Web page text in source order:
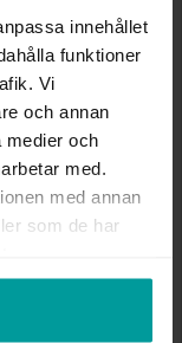
innehållet
funktioner
Vi
och annan
medier och
med.
med annan
som de har
ej för
by Schalins
är 5-15
mer om
här.